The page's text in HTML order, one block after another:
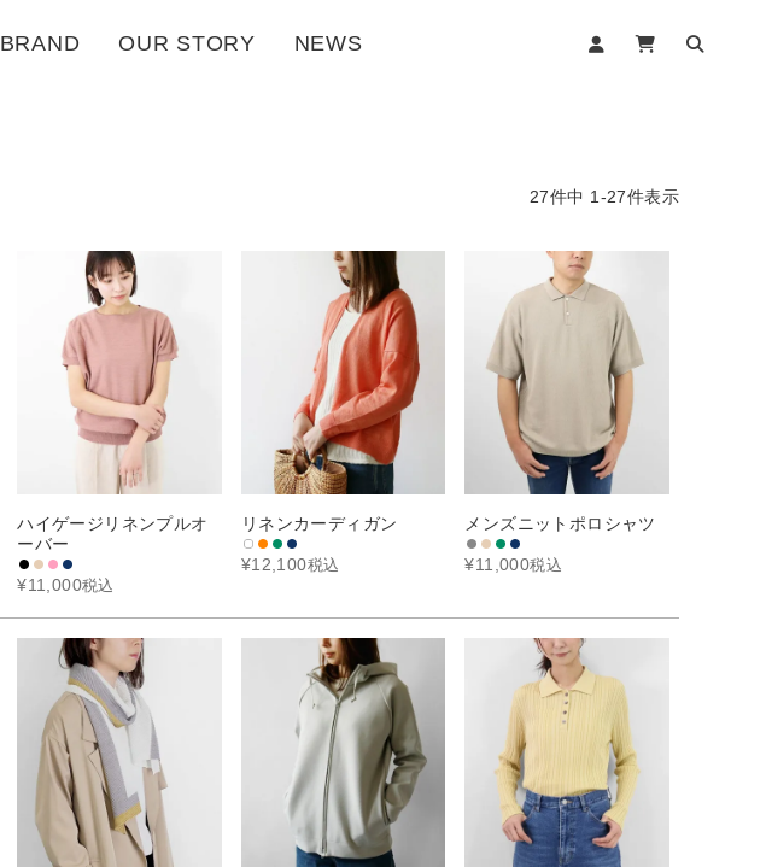
BRAND OUR STORY NEWS
27件中 1 -27件表示
ハイゲージリネンプルオ
ーバー
¥11,000税込
リネンカーディガン
¥12,100税込
メンズニットポロシャツ
¥11,000税込